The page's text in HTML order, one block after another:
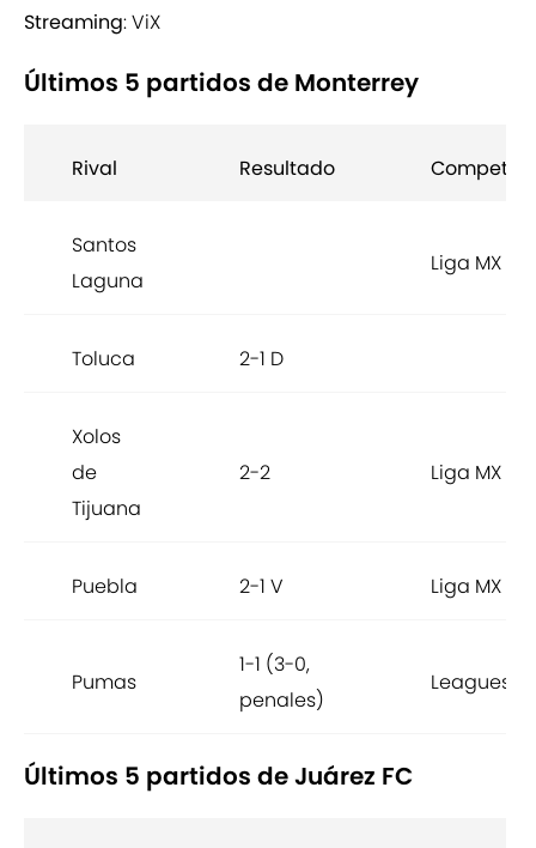
Streaming: ViX
Últimos 5 partidos de Monterrey
Rival Resultado
Santos
Laguna
Liga MX
Toluca 2-1 D
Xolos
de
Tijuana
2-2 Liga MX
Puebla 2-1 V Liga MX
Pumas
1-1 (3-0,
penales)
Leagues
Últimos 5 partidos de Juárez FC